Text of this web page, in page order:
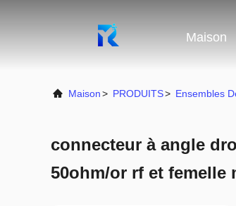
Maison
Maison> PRODUITS> Ensembles
connecteur à angle
50ohm/or rf et femelle